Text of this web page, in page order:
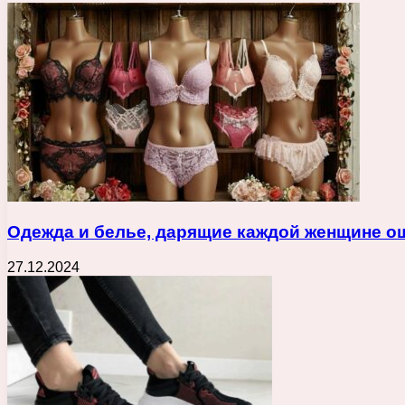
Одежда и белье, дарящие каждой женщине
27.12.2024